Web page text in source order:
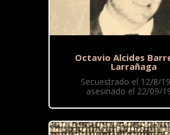
Octavio Alcides
Larrañaga
Secuestrado el 12/8/
asesinado el 22/09/